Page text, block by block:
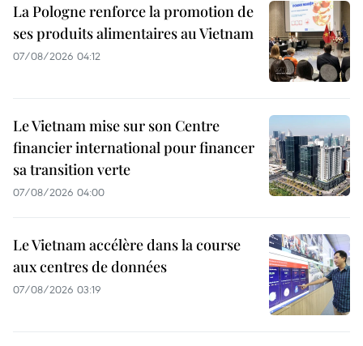
La Pologne renforce la promotion de
ses produits alimentaires au Vietnam
07/08/2026 04:12
Le Vietnam mise sur son Centre
financier international pour financer
sa transition verte
07/08/2026 04:00
Le Vietnam accélère dans la course
aux centres de données
07/08/2026 03:19